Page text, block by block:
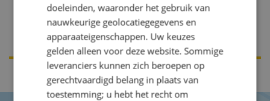
Sandra Meerveld
doeleinden, waaronder het gebruik van
nauwkeurige geolocatiegegevens en
apparaateigenschappen. Uw keuzes
gelden alleen voor deze website. Sommige
leveranciers kunnen zich beroepen op
gerechtvaardigd belang in plaats van
toestemming; u hebt het recht om